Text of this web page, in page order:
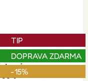
TIP
DOPRAVA ZDARMA
-15%